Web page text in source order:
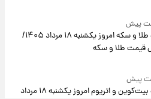
قیمت طلا و سکه امروز یکشنبه ۱۸ مرداد ۱۴۰۵/
طلا و سکه
قیمت بیت‌کوین و اتریوم امروز یکشنبه ۱۸ مرداد